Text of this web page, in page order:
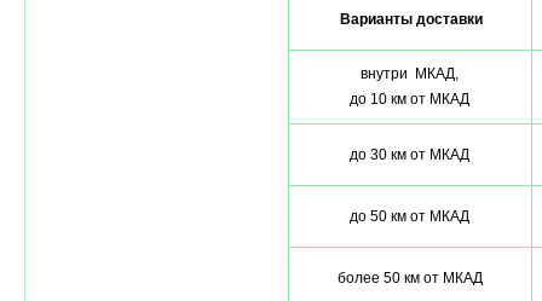
Варианты доставки
внутри МКАД,
до 10 км от МКАД
до 30 км от МКАД
до 50 км от МКАД
более 50 км от МКАД